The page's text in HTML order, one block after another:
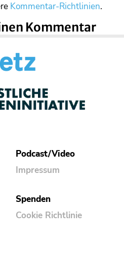
Kommentar-Richtlinien.
Kommentar
Podcast/Video
Impressum
Spenden
Cookie Richtlinie